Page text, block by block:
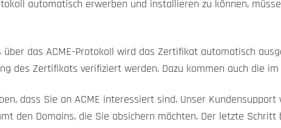
automatisch erwerben und installieren zu können,
das ACME-Protokoll wird das Zertifikat automatisch
des Zertifikats verifiziert werden. Dazu kommen auch die
dass Sie an ACME interessiert sind. Unser
den Domains, die Sie absichern möchten. Der letzte